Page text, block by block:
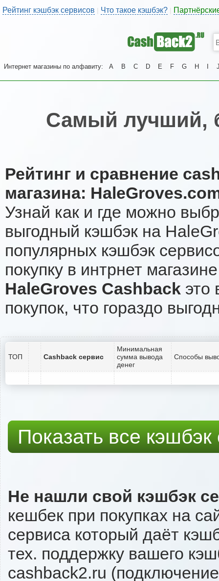
Рейтинг кэшбэк сервисов | Что такое кэшбэк?
Интернет магазины по алфавиту: A B C D E F G H
Самый лучший,
Рейтинг и сравнение
магазина:
Узнай как и где можно
выгодный кэшбэк на
популярных кэшбэк
покупку в интрнет
HaleGroves Cashback это
покупок, что гораздо
ТОП Cashback сервис
Минимальная
сумма вывода
денег
Способы
Показать все
Не нашли свой кэшбэк
кешбек при покупках на
сервиса который даёт
тех. поддержку вашего
cashback2.ru